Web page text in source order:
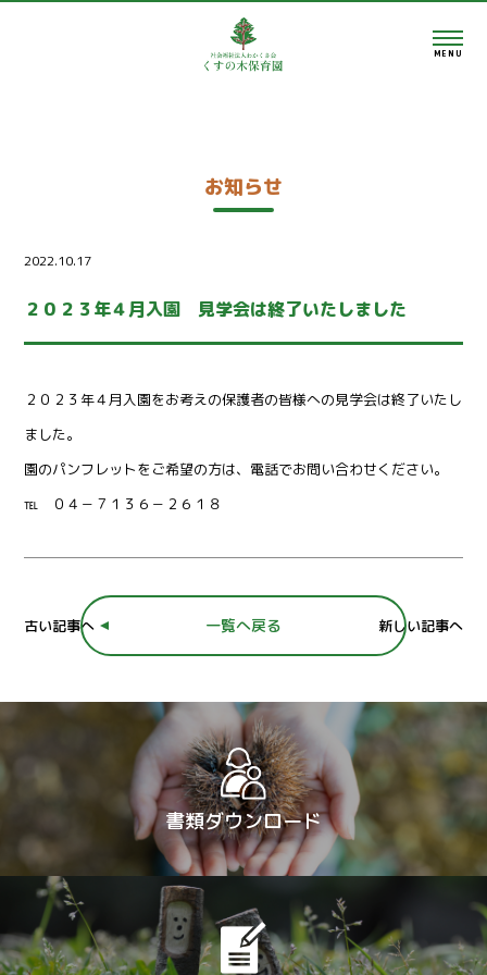
MENU
お知らせ
2022.10.17
２０２３年４月入園 見学会は終了いたしました
２０２３年４月入園をお考えの保護者の皆様への見学会は終了いたし
ました。
園のパンフレットをご希望の方は、電話でお問い合わせください。
℡ ０４－７１３６－２６１８
古い記事へ 新しい記事へ
一覧へ戻る
書類ダウンロード